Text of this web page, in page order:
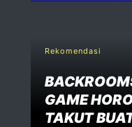
Rekomendasi
GAME
TAKUT